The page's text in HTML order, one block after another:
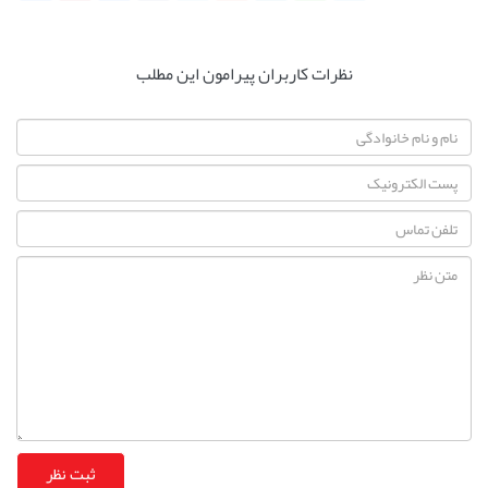
نظرات کاربران پیرامون این مطلب